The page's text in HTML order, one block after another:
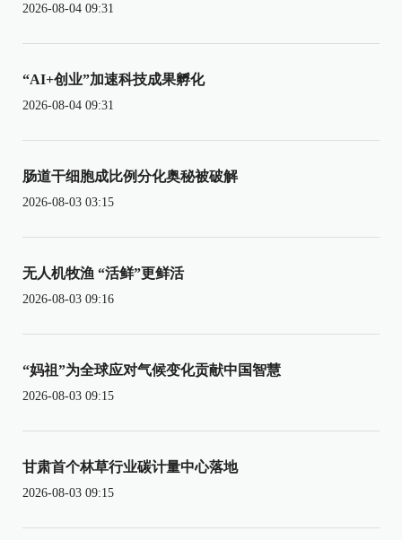
2026-08-04 09:31
“AI+创业”加速科技成果孵化
2026-08-04 09:31
肠道干细胞成比例分化奥秘被破解
2026-08-03 03:15
无人机牧渔 “活鲜”更鲜活
2026-08-03 09:16
“妈祖”为全球应对气候变化贡献中国智慧
2026-08-03 09:15
甘肃首个林草行业碳计量中心落地
2026-08-03 09:15